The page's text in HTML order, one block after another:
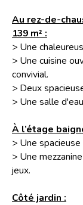
Au rez-de-
139 m² :
> Une
> Une cuisine
convivial.
> Deux
> Une salle
À l’étage
> Une
> Une
jeux.
Côté jardin :